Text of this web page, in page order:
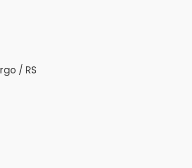
/ RS